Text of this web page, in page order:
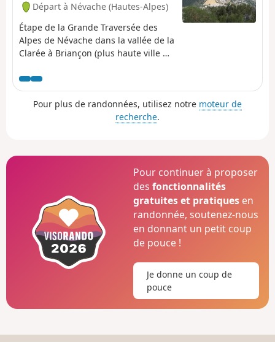
Départ à Névache (Hautes-Alpes)
Étape de la Grande Traversée des
Alpes de Névache dans la vallée de la
Clarée à Briançon (plus haute ville de
Pour plus de randonnées, utilisez notre moteur de
recherche.
Pour continuer à proposer
desfonctionnalités
gratuites et pratiques en
randonnée, soutenez-nous
en donnant un petit coup
de pouce !
Je donne un coup de
pouce